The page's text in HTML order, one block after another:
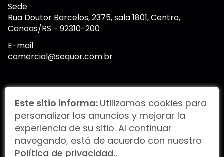
Sede
Rua Doutor Barcelos, 2375, sala 1801, Centro,
Canoas/RS - 92310-200
E-mail
comercial@sequor.com.br
SNEF Brasil 2024 |Política de privacidad.
Este sitio informa: Utilizamos cookies para
personalizar los anuncios y mejorar la
experiencia de su sitio. Al continuar
navegando, está de acuerdo con nuestro
Política de privacidad..